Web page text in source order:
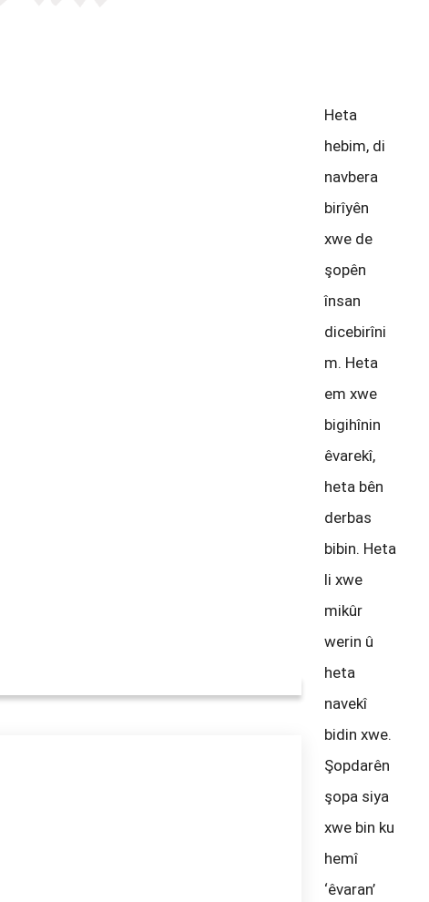
Heta
hebim, di
navbera
birîyên
xwe de
şopên
însan
dicebirîni
m. Heta
em xwe
bigihînin
êvarekî,
heta bên
derbas
bibin. Heta
li xwe
mikûr
werin û
heta
navekî
bidin xwe.
Şopdarên
şopa siya
xwe bin ku
hemî
‘êvaran’